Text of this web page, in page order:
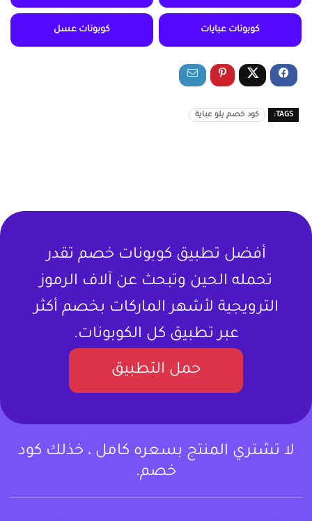
كوبونات عبايات كوبونات عسل
TAGS: كود خصم يلو عباية
أفضل تطبيق كوبونات خصم تقدر
تحمله الحين وتبحث عن آلاف الرموز
الترويجية لأشهر الماركات بخصم أكثر
عبر تطبيق كل الكوبونات.
حمل التطبيق
لا تشتري المنتج بسعره كامل ، خذلك كود
خصم.